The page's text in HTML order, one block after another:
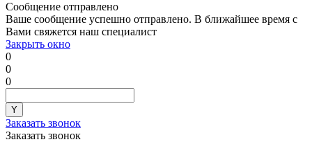
Сообщение отправлено
Ваше сообщение успешно отправлено. В ближайшее время с
Вами свяжется наш специалист
Закрыть окно
0
0
0
Заказать звонок
Заказать звонок